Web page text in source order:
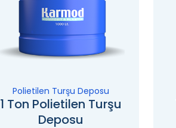
Polietilen Turşu Deposu
1 Ton Polietilen Turşu
Deposu